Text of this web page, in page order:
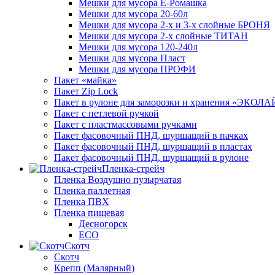
Мешки для мусора Ё-Ромашка
Мешки для мусора 20-60л
Мешки для мусора 2-х и 3-х слойные БРОНЯ
Мешки для мусора 2-х слойные ТИТАН
Мешки для мусора 120-240л
Мешки для мусора Пласт
Мешки для мусора ПРОФИ
Пакет «майка»
Пакет Zip Lock
Пакет в рулоне для заморозки и хранения
Пакет с петлевой ручкой
Пакет с пластмассовыми ручками
Пакет фасовочный ПНД, шуршащий в пачках
Пакет фасовочный ПНД, шуршащий в пластах
Пакет фасовочный ПНД, шуршащий в рулоне
Пленка-стрейч
Пленка Воздушно пузырчатая
Пленка паллетная
Пленка ПВХ
Пленка пищевая
Десногорск
ECO
Скотч
Скотч
Крепп (Малярный)